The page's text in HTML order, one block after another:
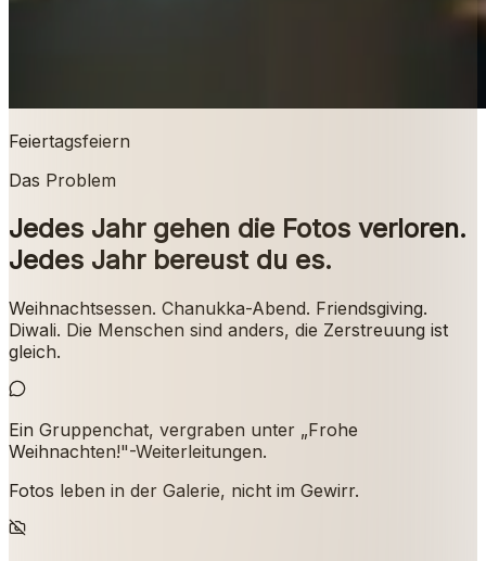
Feiertagsfeiern
Das Problem
Jedes Jahr gehen die Fotos verloren.
Jedes Jahr bereust du es.
Weihnachtsessen. Chanukka-Abend. Friendsgiving.
Diwali. Die Menschen sind anders, die Zerstreuung ist
gleich.
Ein Gruppenchat, vergraben unter „Frohe
Weihnachten!"-Weiterleitungen.
Fotos leben in der Galerie, nicht im Gewirr.